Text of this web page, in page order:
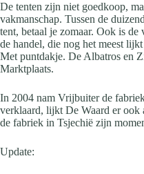
De tenten zijn niet goedkoop,
vakmanschap. Tussen de
tent, betaal je zomaar. Ook is
de handel, die nog het meest
Met puntdakje. De Albatros en
Marktplaats.
In 2004 nam Vrijbuiter de
verklaard, lijkt De Waard er ook
de fabriek in Tsjechië zijn
Update: